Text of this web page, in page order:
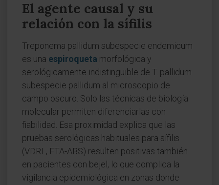
El agente causal y su
relación con la sífilis
Treponema pallidum subespecie endemicum
es una espiroqueta morfológica y
serológicamente indistinguible de T. pallidum
subespecie pallidum al microscopio de
campo oscuro. Solo las técnicas de biología
molecular permiten diferenciarlas con
fiabilidad. Esa proximidad explica que las
pruebas serológicas habituales para sífilis
(VDRL, FTA-ABS) resulten positivas también
en pacientes con bejel, lo que complica la
vigilancia epidemiológica en zonas donde